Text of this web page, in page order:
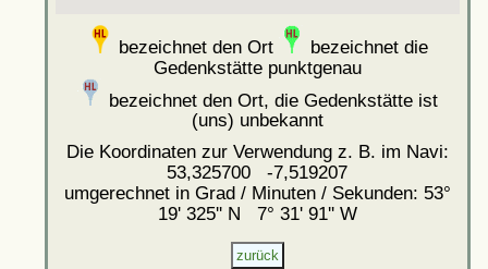
bezeichnet den Ort
bezeichnet die
Gedenkstätte punktgenau
bezeichnet den Ort, die Gedenkstätte ist
(uns) unbekannt
Die Koordinaten zur Verwendung z. B. im Navi:
53,325700 -7,519207
umgerechnet in Grad / Minuten / Sekunden: 53°
19' 325'' N 7° 31' 91'' W